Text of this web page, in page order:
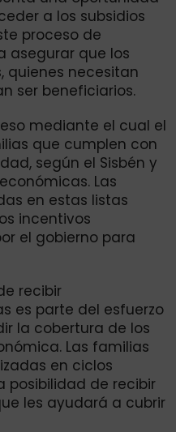
a los subsidios
proceso de
asegurar que los
quienes necesitan
ser beneficiarios.
mediante el cual el
que cumplen con
según el Sisbén y
Las
en estas listas
incentivos
el gobierno para
recibir
es parte del esfuerzo
la cobertura de los
Las familias
en ciclos
posibilidad de recibir
les ayudará a cubrir